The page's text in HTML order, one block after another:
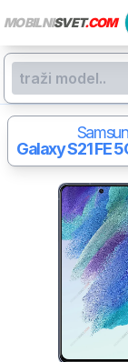
MOBILNISVET.COM
Galaxy S21 FE